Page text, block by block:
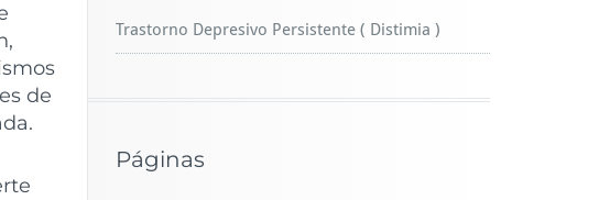
de
Trastorno Depresivo Persistente ( Distimia )
Páginas